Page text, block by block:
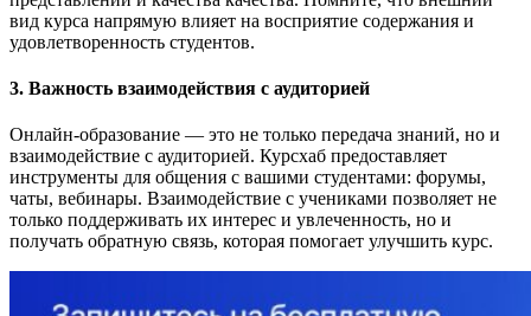
вид курса напрямую влияет на восприятие содержания и
удовлетворенность студентов.
3. Важность взаимодействия с аудиторией
Онлайн-образование — это не только передача знаний, но и
взаимодействие с аудиторией. Курсхаб предоставляет
инструменты для общения с вашими студентами: форумы,
чаты, вебинары. Взаимодействие с учениками позволяет не
только поддерживать их интерес и увлеченность, но и
получать обратную связь, которая помогает улучшить курс.